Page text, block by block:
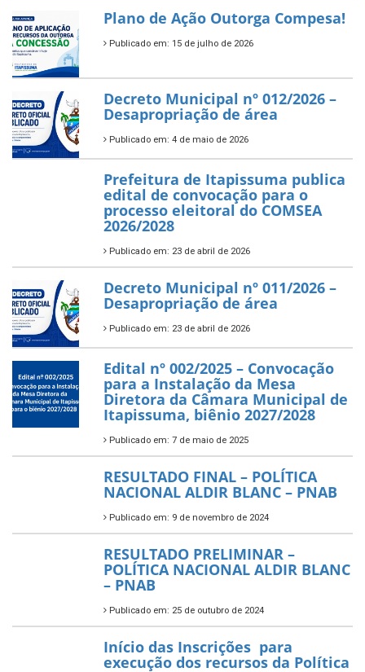
Plano de Ação Outorga Compesa!
Publicado em: 15 de julho de 2026
Decreto Municipal nº 012/2026 –
Desapropriação de área
Publicado em: 4 de maio de 2026
Prefeitura de Itapissuma publica
edital de convocação para o
processo eleitoral do COMSEA
2026/2028
Publicado em: 23 de abril de 2026
Decreto Municipal nº 011/2026 –
Desapropriação de área
Publicado em: 23 de abril de 2026
Edital nº 002/2025 – Convocação
para a Instalação da Mesa
Diretora da Câmara Municipal de
Itapissuma, biênio 2027/2028
Publicado em: 7 de maio de 2025
RESULTADO FINAL – POLÍTICA
NACIONAL ALDIR BLANC – PNAB
Publicado em: 9 de novembro de 2024
RESULTADO PRELIMINAR –
POLÍTICA NACIONAL ALDIR BLANC
– PNAB
Publicado em: 25 de outubro de 2024
Início das Inscrições para
execução dos recursos da Política